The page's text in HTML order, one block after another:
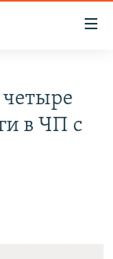
в ЧП с